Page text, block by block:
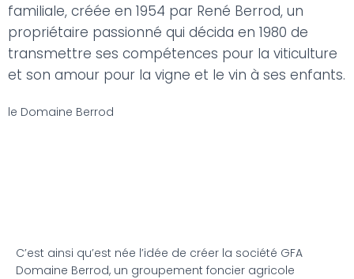
familiale, créée en 1954 par René Berrod, un
propriétaire passionné qui décida en 1980 de
transmettre ses compétences pour la viticulture
et son amour pour la vigne et le vin à ses enfants.
le Domaine Berrod
C’est ainsi qu’est née l’idée de créer la société GFA
Domaine Berrod, un groupement foncier agricole